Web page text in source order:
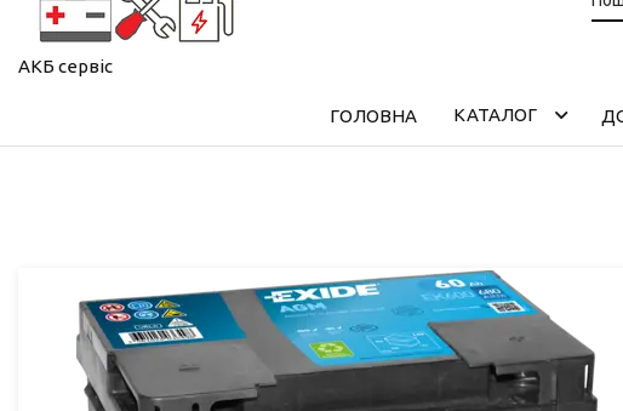
АКБ сервіс
ГОЛОВНА КАТАЛОГ